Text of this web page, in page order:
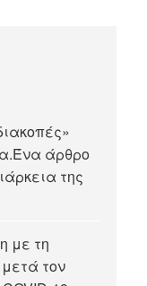
άρθρο
της
με τη
τον